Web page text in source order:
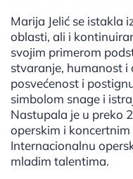
Marija Jelić se istakla
oblasti, ali i
svojim primerom
stvaranje, humanost
posvećenost i
simbolom snage i
Nastupala je u preko
operskim i
Internacionalnu
mladim talentima.